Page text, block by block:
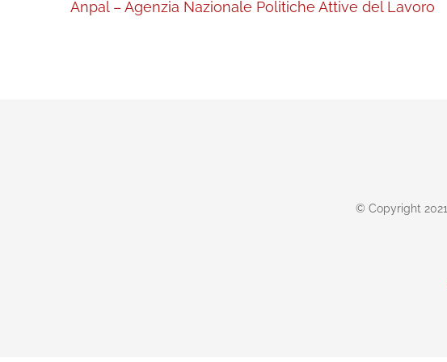
Anpal – Agenzia Nazionale Politiche Attive del Lavoro
© Copyright 2021